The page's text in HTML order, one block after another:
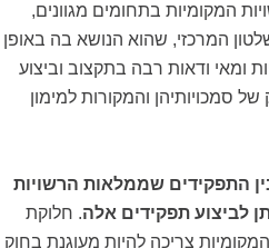
המקומיות בתחומים מגוונים,
המרכזי, שהוא הנושא בה באופן
ומאי ודאות רבה בתקצוב וביצוע
סמכויותיהן והמקורות למימון
התפקידים שממלאות הרשויות
לביצוע תפקידים אלה. חלוקת
צריכה להיות מעוגנת בחוק